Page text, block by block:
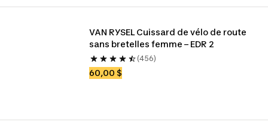
VAN RYSEL Cuissard de vélo de route
sans bretelles femme – EDR 2
(456)
60,00 $